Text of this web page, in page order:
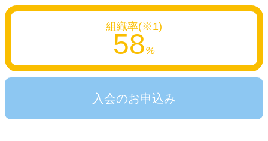
組織率(※1)
58%
入会のお申込み